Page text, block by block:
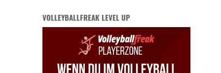
VOLLEYBALLFREAK LEVEL UP